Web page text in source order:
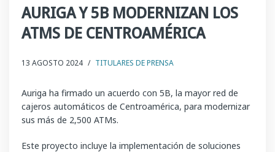
AURIGA Y 5B MODERNIZAN LOS
ATMS DE CENTROAMÉRICA
13 AGOSTO 2024 / TITULARES DE PRENSA
Auriga ha firmado un acuerdo con 5B, la mayor red de
cajeros automáticos de Centroamérica, para modernizar
sus más de 2,500 ATMs.
Este proyecto incluye la implementación de soluciones